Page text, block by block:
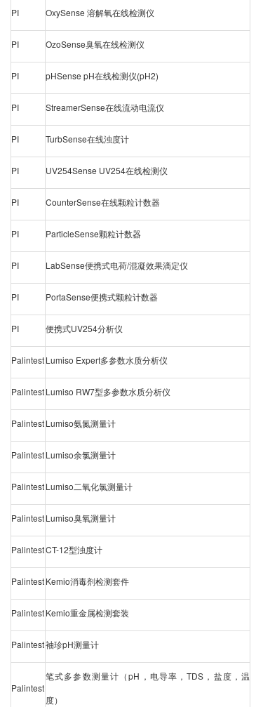
PI OxySense 溶解氧在线检测仪
PI OzoSense臭氧在线检测仪
PI pHSense pH在线检测仪(pH2)
PI StreamerSense在线流动电流仪
PI TurbSense在线浊度计
PI UV254Sense UV254在线检测仪
PI CounterSense在线颗粒计数器
PI ParticleSense颗粒计数器
PI LabSense便携式电荷/混凝效果滴定仪
PI PortaSense便携式颗粒计数器
PI 便携式UV254分析仪
PalintestLumiso Expert多参数水质分析仪
PalintestLumiso RW7型多参数水质分析仪
PalintestLumiso氨氮测量计
PalintestLumiso余氯测量计
PalintestLumiso二氧化氯测量计
PalintestLumiso臭氧测量计
PalintestCT-12型浊度计
PalintestKemio消毒剂检测套件
PalintestKemio重金属检测套装
Palintest袖珍pH测量计
Palintest
笔式多参数测量计（pH，电导率，TDS，盐度，温
度）